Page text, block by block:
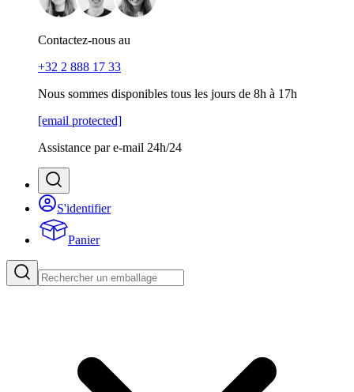
Contactez-nous au
+32 2 888 17 33
Nous sommes disponibles tous les jours de 8h à 17h
[email protected]
Assistance par e-mail 24h/24
S'identifier
Panier